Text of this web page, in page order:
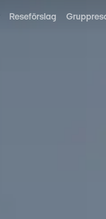
Reseförslag